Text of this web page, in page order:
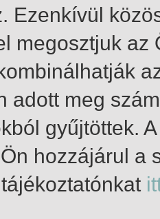
Ezenkívül
megosztjuk
adott meg
gyűjtöttek.
hozzájárul a